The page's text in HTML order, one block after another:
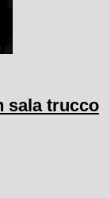
sala trucco